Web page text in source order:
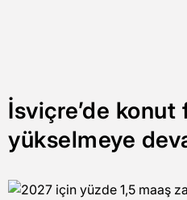
İsviçre’de konut
yükselmeye